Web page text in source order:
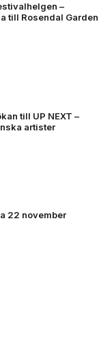
–
till Rosendal Garden
till UP NEXT –
artister
22 november